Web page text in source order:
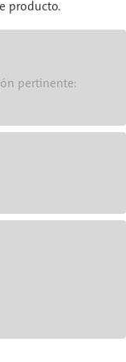
producto.
pertinente: